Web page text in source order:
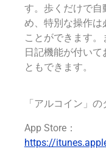
す。歩くだけで自
め、特別な操作は
ことができます
日記機能が付いて
ともできます。
「アルコイン」
App Store：
https://